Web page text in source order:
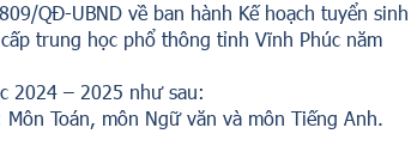
QĐ-UBND về ban hành Kế hoạch tuyển sinh
trung học phổ thông tỉnh Vĩnh Phúc năm
2024 – 2025 như sau:
Toán, môn Ngữ văn và môn Tiếng Anh.